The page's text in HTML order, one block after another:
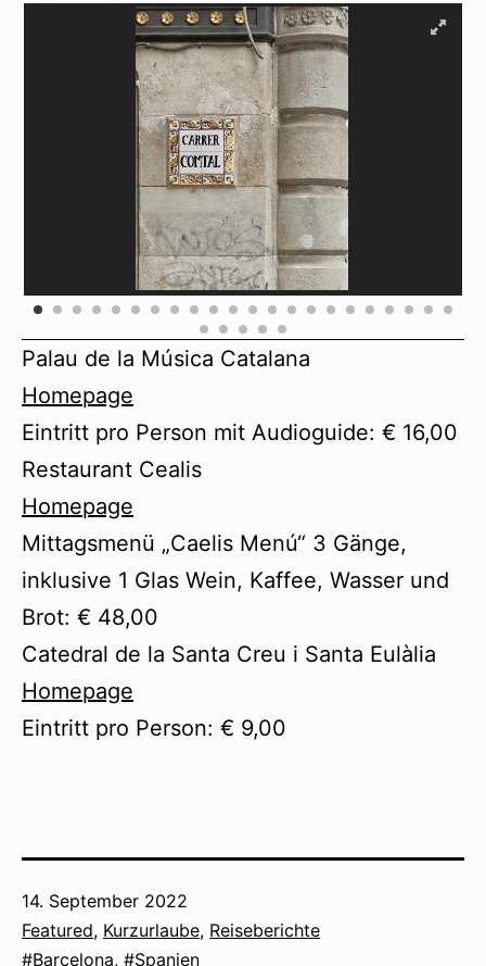
Palau de la Música Catalana
Homepage
Eintritt pro Person mit Audioguide: € 16,00
Restaurant Cealis
Homepage
Mittagsmenü „Caelis Menú“ 3 Gänge,
inklusive 1 Glas Wein, Kaffee, Wasser und
Brot: € 48,00
Catedral de la Santa Creu i Santa Eulàlia
Homepage
Eintritt pro Person: € 9,00
Veröffentlicht
am
14. September 2022
Kategorisiert
als
Featured, Kurzurlaube, Reiseberichte
Verschlagwortet
Barcelona, Spanien